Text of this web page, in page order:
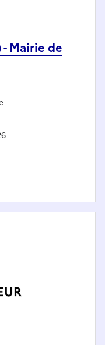
Mairie de
(h/f) - Mairie